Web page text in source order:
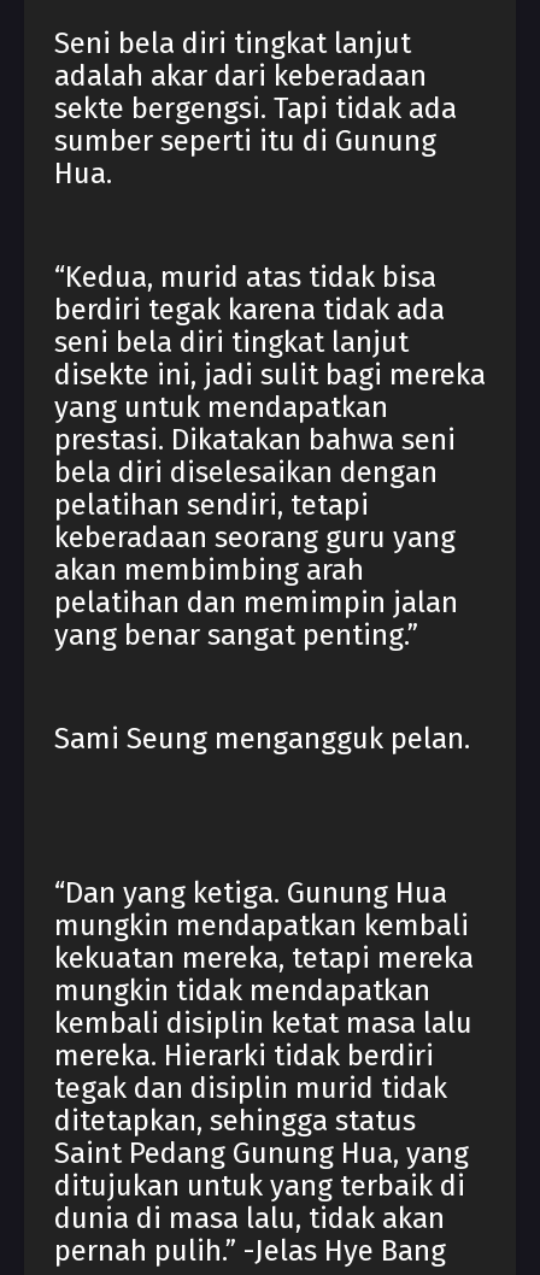
Seni bela diri tingkat lanjut
adalah akar dari keberadaan
sekte bergengsi. Tapi tidak ada
sumber seperti itu di Gunung
Hua.
“Kedua, murid atas tidak bisa
berdiri tegak karena tidak ada
seni bela diri tingkat lanjut
disekte ini, jadi sulit bagi mereka
yang untuk mendapatkan
prestasi. Dikatakan bahwa seni
bela diri diselesaikan dengan
pelatihan sendiri, tetapi
keberadaan seorang guru yang
akan membimbing arah
pelatihan dan memimpin jalan
yang benar sangat penting.”
Sami Seung mengangguk pelan.
“Dan yang ketiga. Gunung Hua
mungkin mendapatkan kembali
kekuatan mereka, tetapi mereka
mungkin tidak mendapatkan
kembali disiplin ketat masa lalu
mereka. Hierarki tidak berdiri
tegak dan disiplin murid tidak
ditetapkan, sehingga status
Saint Pedang Gunung Hua, yang
ditujukan untuk yang terbaik di
dunia di masa lalu, tidak akan
pernah pulih.” -Jelas Hye Bang